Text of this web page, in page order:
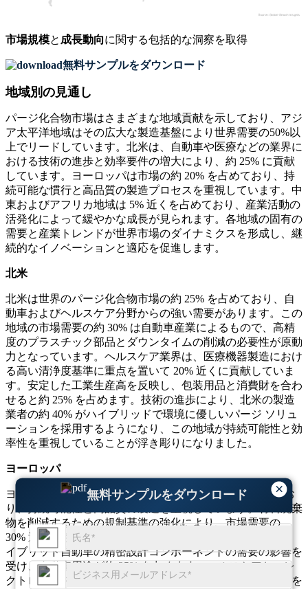
×
無料サンプルをダウンロード
市場規模と 成長動向に関する包括的な洞察を取得
無料サンプルをダウンロード
地域別の見通し
パージ化合物市場はさまざまな地域貢献を示しており、アジ
ア太平洋地域はその広大な製造基盤により世界需要の50%以
上でリードしています。北米は、自動車や医療などの業界に
おける技術の進歩と効率要件の増大により、約 25% に貢献
しています。ヨーロッパは市場の約 20% を占めており、持
続可能な慣行と高品質の製造プロセスを重視しています。中
東およびアフリカ地域は 5% 近くを占めており、産業活動の
活発化によって緩やかな成長が見られます。各地域の固有の
需要と産業トレンドが世界市場のダイナミクスを形成し、継
続的なイノベーションと適応を促進します。
北米
北米は世界のパージ化合物市場の約 25% を占めており、自
動車およびヘルスケア分野からの強い需要があります。この
地域の市場需要の約 30% は自動車産業によるもので、高精
度のプラスチック部品とダウンタイムの削減の必要性が原動
力となっています。ヘルスケア業界は、医療機器製造におけ
る高い清浄度基準に重点を置いて 20% 近くに貢献していま
す。安定した工業生産高を反映し、包装用品と消費財を合わ
せると約 25% を占めます。技術の進歩により、北米の製造
業者の約 40% がハイブリッドで環境に優しいパージ ソリュ
ーションを採用するようになり、この地域が持続可能性と効
率性を重視していることが浮き彫りになりました。
ヨーロッパ
ヨーロッパは世界のパージ化合物市場の約 20% を占めてお
り、持続可能性と高品質の製造を重視しています。材料廃棄
物を削減するための規制基準の強化により、市場需要の
30% 近くが包装業界から来ています。電気自動車およびハ
イブリッド自動車の精密設計コンポーネントの需要の影響を
受け、自動車用途が約 25% を占めます。ヘルスケアとエレ
クトロニクスは、厳しい品質要件とイノベーションに重点を